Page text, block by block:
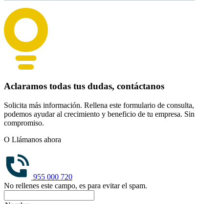
Aclaramos todas tus dudas, contáctanos
Solicita más información. Rellena este formulario de consulta,
podemos ayudar al crecimiento y beneficio de tu empresa. Sin
compromiso.
O Llámanos ahora
955 000 720
No rellenes este campo, es para evitar el spam.